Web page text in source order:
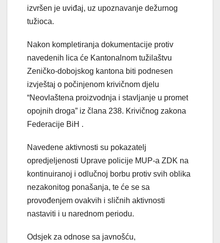
izvršen je uviđaj, uz upoznavanje dežurnog
tužioca.
Nakon kompletiranja dokumentacije protiv
navedenih lica će Kantonalnom tužilaštvu
Zeničko-dobojskog kantona biti podnesen
izvještaj o počinjenom krivičnom djelu
“Neovlaštena proizvodnja i stavljanje u promet
opojnih droga” iz člana 238. Krivičnog zakona
Federacije BiH .
Navedene aktivnosti su pokazatelj
opredjeljenosti Uprave policije MUP-a ZDK na
kontinuiranoj i odlučnoj borbu protiv svih oblika
nezakonitog ponašanja, te će se sa
provođenjem ovakvih i sličnih aktivnosti
nastaviti i u narednom periodu.
Odsjek za odnose sa javnošću,